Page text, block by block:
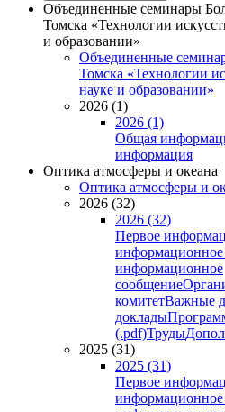
Объединенные семинары
Томска «Технологии
и образовании»
Объединенные
Томска «Технологии
науке и образовании»
2026 (1)
2026 (1)
Общая
информация
Оптика атмосферы и океана
Оптика атмосферы и
2026 (32)
2026 (32)
Первое
информационное
сообщение
комитетВажные
доклады
(.pdf)Труды
2025 (31)
2025 (31)
Первое